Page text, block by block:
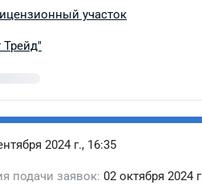
участок
2024 г., 16:35
подачи заявок 02 октября 2024